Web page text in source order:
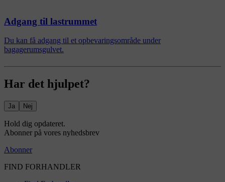
Adgang til lastrummet
Du kan få adgang til et opbevaringsområde under
bagagerumsgulvet.
Har det hjulpet?
Ja Nej